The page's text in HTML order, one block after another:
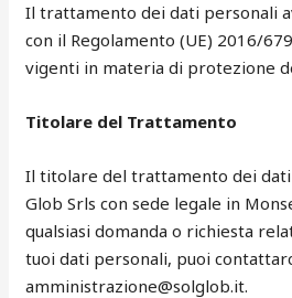
Il trattamento dei dati personali
con il Regolamento (UE) 2016/
vigenti in materia di protezione
Titolare del Trattamento
Il titolare del trattamento dei dati
Glob Srls con sede legale in
qualsiasi domanda o richiesta
tuoi dati personali, puoi
amministrazione@solglob.it.